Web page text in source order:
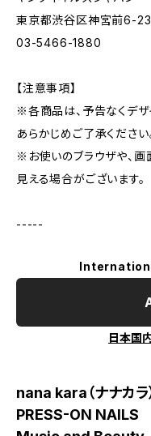
東京都渋谷区神宮前6-
03-5466-1880
【注意事項】
※各商品は、予告なくデザ
あらかじめご了承ください
※お使いのブラウザや、
見える場合がございます。
-----
日本国
nana kara（ナナカラ
PRESS-ON NAILS